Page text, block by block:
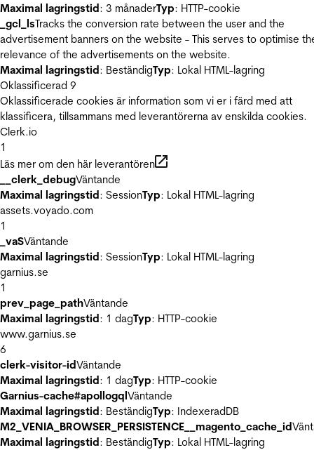
Maximal lagringstid: 3 månaderTyp: HTTP-cookie
_gcl_lsTracks the conversion rate between the user and the
advertisement banners on the website - This serves to optimise
relevance of the advertisements on the website.
Maximal lagringstid: BeständigTyp: Lokal HTML-lagring
Oklassificerad 9
Oklassificerade cookies är information som vi er i färd med att
klassificera, tillsammans med leverantörerna av enskilda cookies.
Clerk.io
1
Läs mer om den här leverantören
__clerk_debugVäntande
Maximal lagringstid: SessionTyp: Lokal HTML-lagring
assets.voyado.com
1
_vaSVäntande
Maximal lagringstid: SessionTyp: Lokal HTML-lagring
garnius.se
1
prev_page_pathVäntande
Maximal lagringstid: 1 dagTyp: HTTP-cookie
www.garnius.se
6
clerk-visitor-idVäntande
Maximal lagringstid: 1 dagTyp: HTTP-cookie
Garnius-cache#apollogqlVäntande
Maximal lagringstid: BeständigTyp: IndexeradDB
M2_VENIA_BROWSER_PERSISTENCE__magento_cache_id
Maximal lagringstid: BeständigTyp: Lokal HTML-lagring